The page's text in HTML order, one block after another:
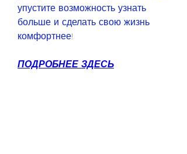
упустите возможность узнать
больше и сделать свою жизнь
комфортнее!
ПОДРОБНЕЕ ЗДЕСЬ